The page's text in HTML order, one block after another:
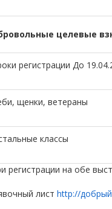
целевые
регистрации До
щенки, ветераны
классы
регистрации на обе
лист http://